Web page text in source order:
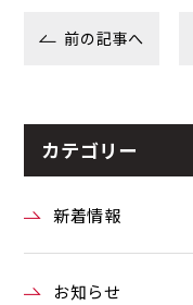
前の記事へ
カテゴリー
新着情報
お知らせ